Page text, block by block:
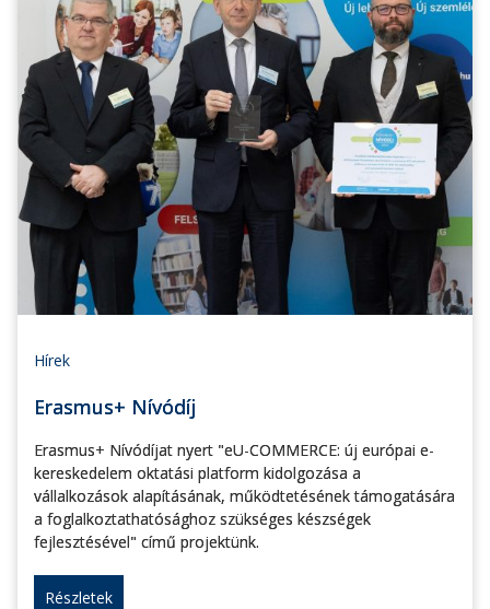
Hírek
Erasmus+ Nívódíj
Erasmus+ Nívódíjat nyert "eU-COMMERCE: új európai e-
kereskedelem oktatási platform kidolgozása a
vállalkozások alapításának, működtetésének támogatására
a foglalkoztathatósághoz szükséges készségek
fejlesztésével" című projektünk.
Részletek